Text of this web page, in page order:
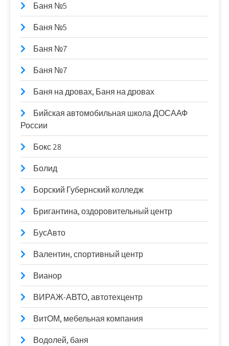
Баня №5
Баня №5
Баня №7
Баня №7
Баня на дровах, Баня на дровах
Бийская автомобильная школа ДОСААФ
России
Бокс 28
Болид
Борский Губернский колледж
Бригантина, оздоровительный центр
БусАвто
Валентин, спортивный центр
Вианор
ВИРАЖ-АВТО, автотехцентр
ВитОМ, мебельная компания
Водолей, баня